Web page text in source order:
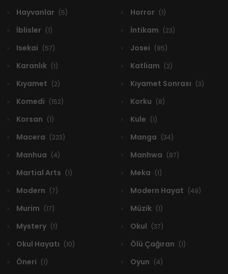
Hayvanlar (5) Horror (1)
İblisler (1) İntikam (23)
Isekai (57) Josei (85)
Karanlık (1) Katliam (2)
Kıyamet (2) Kıyamet Sonrası (3)
Komedi (152) Korku (8)
Korsan (1) Kule (1)
Macera (223) Manga (34)
Manhua (4) Manhwa (87)
Martial Arts (1) Meka (1)
Modern (7) Modern Hayat (49)
Murim (17) Müzik (1)
Mystery (1) Okul (37)
Okul Hayatı (10) Ölü Çağıran (1)
Öneri (1) Oyun (4)